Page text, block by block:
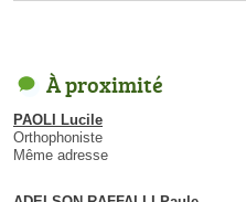
À proximité
PAOLI Lucile
Orthophoniste
Même adresse